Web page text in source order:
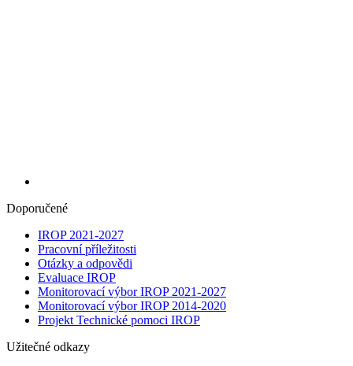
Doporučené
IROP 2021-2027
Pracovní příležitosti
Otázky a odpovědi
Evaluace IROP
Monitorovací výbor IROP 2021-2027
Monitorovací výbor IROP 2014-2020
Projekt Technické pomoci IROP
Užitečné odkazy